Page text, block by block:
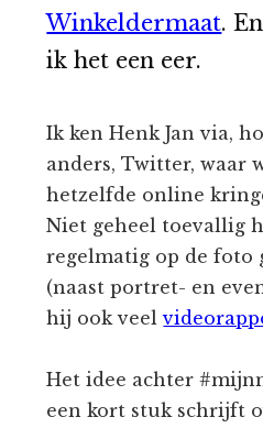
Winkeldermaat.
ik het een eer.
Ik ken Henk Jan via,
anders, Twitter, waar
hetzelfde online
Niet geheel toevallig
regelmatig op de foto
(naast portret- en
hij ook veel
Het idee achter
een kort stuk schrijft